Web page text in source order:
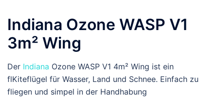
Indiana Ozone WASP V1
3m² Wing
Der Indiana Ozone WASP V1 4m² Wing ist ein
flKiteflügel für Wasser, Land und Schnee. Einfach zu
fliegen und simpel in der Handhabung